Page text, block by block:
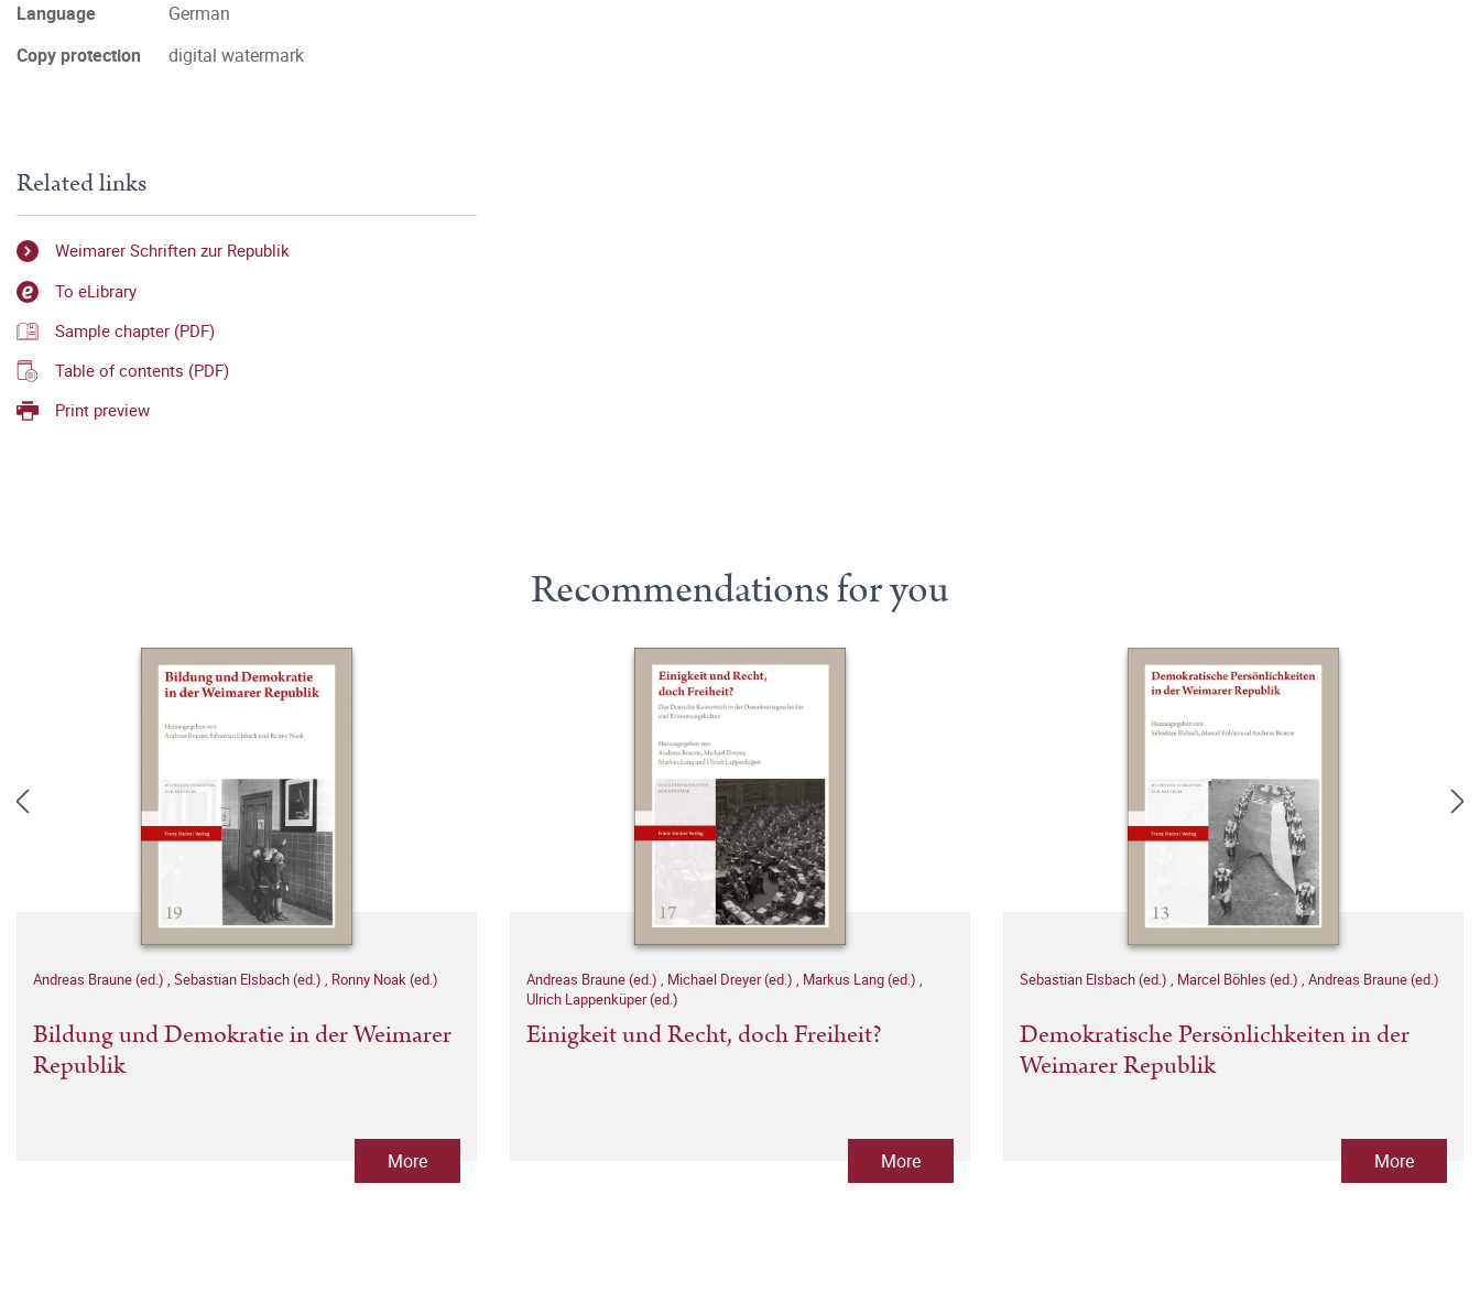
Language
German
Copy protection
digital watermark
Related links
Weimarer Schriften zur Republik
To eLibrary
Sample chapter (PDF)
Table of contents (PDF)
Print preview
Recommendations for you
Andreas Braune (ed.) , Sebastian Elsbach (ed.) , Ronny Noak (ed.)
Bildung und Demokratie in der Weimarer
Republik
More
Andreas Braune (ed.) , Michael Dreyer (ed.) , Markus Lang (ed.) ,
Ulrich Lappenküper (ed.)
Einigkeit und Recht, doch Freiheit?
More
Sebastian Elsbach (ed.) , Marcel Böhles (ed.) , Andreas Braune (ed.)
Demokratische Persönlichkeiten in der
Weimarer Republik
More